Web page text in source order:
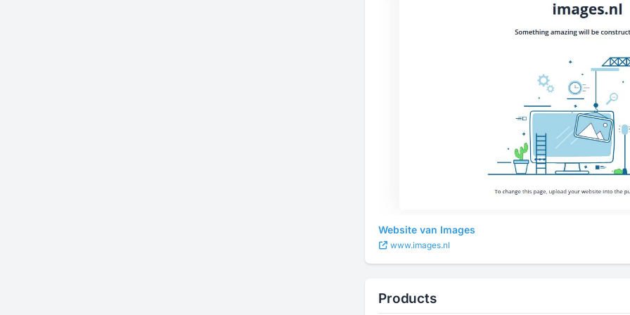
Website van Images
www.images.nl
Products